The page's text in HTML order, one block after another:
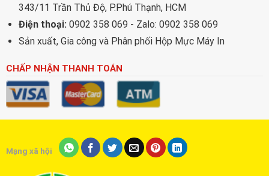
343/11 Trần Thủ Độ, P.Phú Thạnh, HCM
Điện thoại: 0902 358 069 - Zalo: 0902 358 069
Sản xuất, Gia công và Phân phối Hộp Mực Máy In
CHẤP NHẬN THANH TOÁN
Mạng xã hội